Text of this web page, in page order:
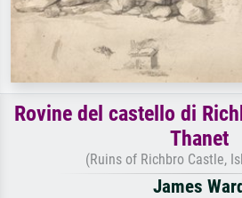
Rovine del castello di
Thanet
(Ruins of Richbro Castle,
James Ward